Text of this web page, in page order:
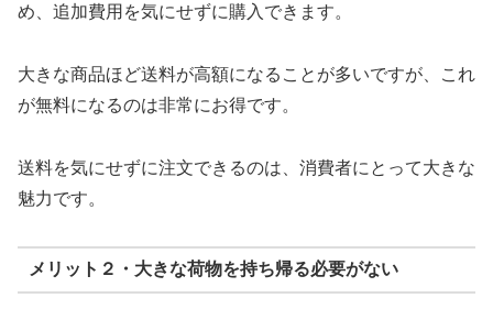
め、追加費用を気にせずに購入できます。
大きな商品ほど送料が高額になることが多いですが、これ
が無料になるのは非常にお得です。
送料を気にせずに注文できるのは、消費者にとって大きな
魅力です。
メリット２・大きな荷物を持ち帰る必要がない